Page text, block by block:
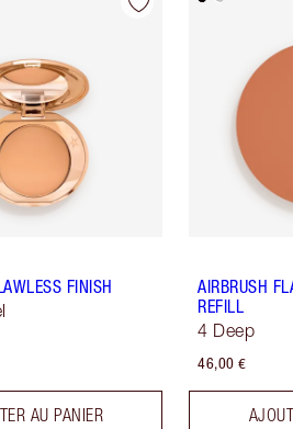
FINISH
AU PANIER
AIRBRUSH
REFILL
4 Deep
46,00 €